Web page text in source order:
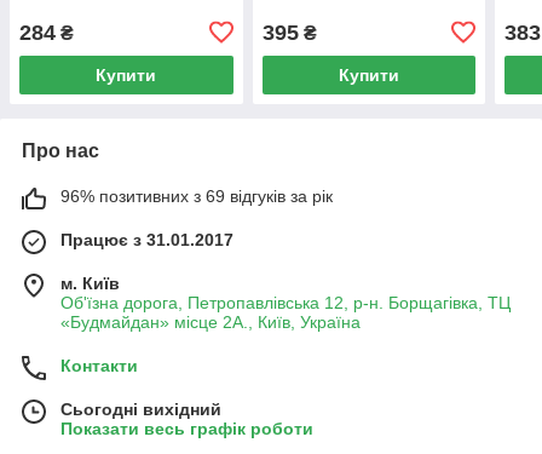
284 ₴
Купити
395₴
Купити
383
Про нас
96% позитивних з 69 відгуків за рік
Працює з 31.01.2017
м. Київ
Об'їзна дорога, Петропавлівська 12, р-н. Борщагівка, ТЦ
«Будмайдан» місце 2А., Київ, Україна
Контакти
Сьогодні вихідний
Показати весь графік роботи